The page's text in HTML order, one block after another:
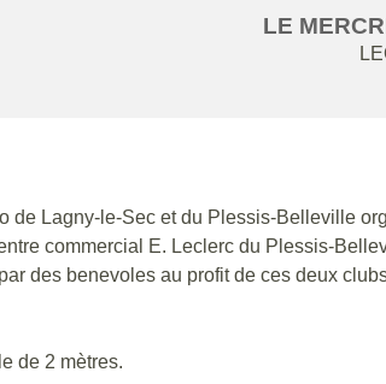
LE
de Lagny-le-Sec et du Plessis-Belleville
commercial E. Leclerc du Plessis-
des benevoles au profit de ces deux
de 2 mètres.